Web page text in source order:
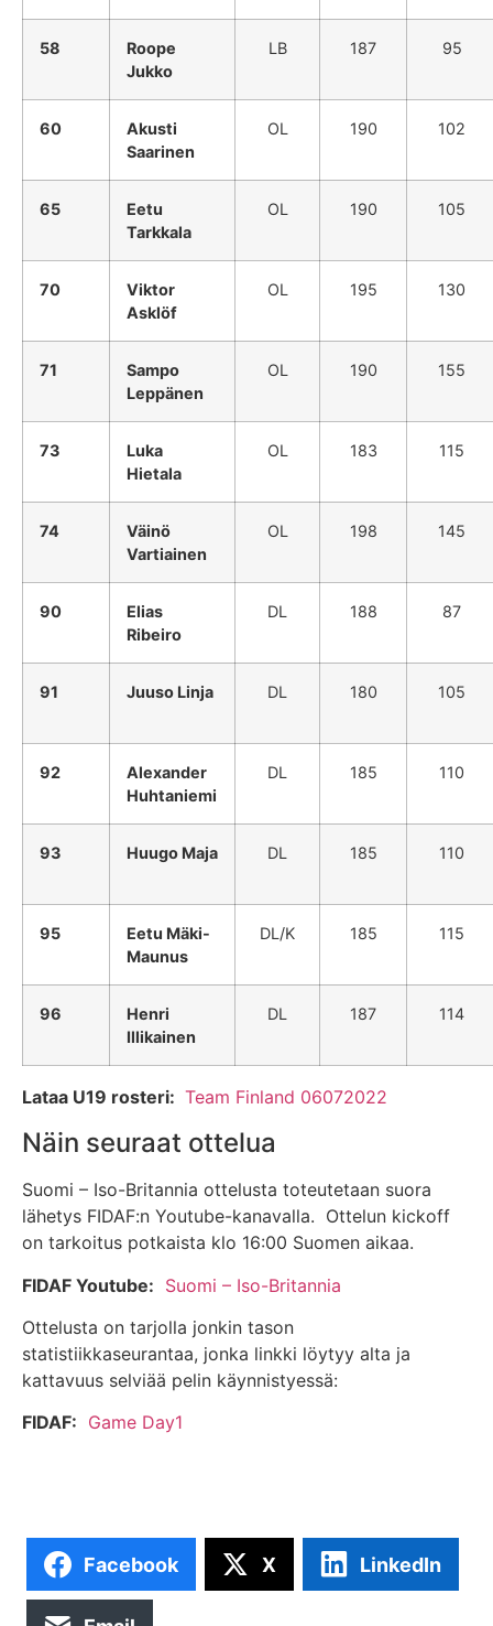
58
Roope
Jukko
LB 187 95
60
Akusti
Saarinen
OL 190 102
65
Eetu
Tarkkala
OL 190 105
70
Viktor
Asklöf
OL 195 130
71
Sampo
Leppänen
OL 190 155
73
Luka
Hietala
OL 183 115
74
Väinö
Vartiainen
OL 198 145
90
Elias
Ribeiro
DL 188 87
91 Juuso Linja DL 180 105
92
Alexander
Huhtaniemi
DL 185 110
93 Huugo Maja DL 185 110
95
Eetu Mäki-
Maunus
DL/K 185 115
96
Henri
Illikainen
DL 187 114
Lataa U19 rosteri: Team Finland 06072022
Näin seuraat ottelua
Suomi – Iso-Britannia ottelusta toteutetaan suora
lähetys FIDAF:n Youtube-kanavalla. Ottelun kickoff
on tarkoitus potkaista klo 16:00 Suomen aikaa.
FIDAF Youtube: Suomi – Iso-Britannia
Ottelusta on tarjolla jonkin tason
statistiikkaseurantaa, jonka linkki löytyy alta ja
kattavuus selviää pelin käynnistyessä:
FIDAF: Game Day1
Facebook X LinkedIn